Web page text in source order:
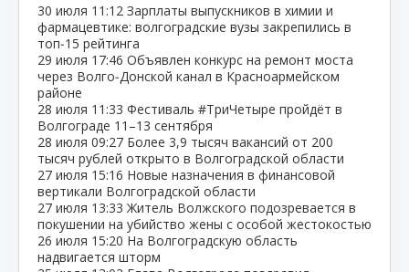
30 июля 11:12 Зарплаты выпускников в химии и
фармацевтике: волгоградские вузы закрепились в
топ‑15 рейтинга
29 июля 17:46 Объявлен конкурс на ремонт моста
через Волго‑Донской канал в Красноармейском
районе
28 июля 11:33 Фестиваль #ТриЧетыре пройдёт в
Волгограде 11–13 сентября
28 июля 09:27 Более 3,9 тысяч вакансий от 200
тысяч рублей открыто в Волгоградской области
27 июля 15:16 Новые назначения в финансовой
вертикали Волгоградской области
27 июля 13:33 Житель Волжского подозревается в
покушении на убийство жены с особой жестокостью
26 июля 15:20 На Волгоградскую область
надвигается шторм